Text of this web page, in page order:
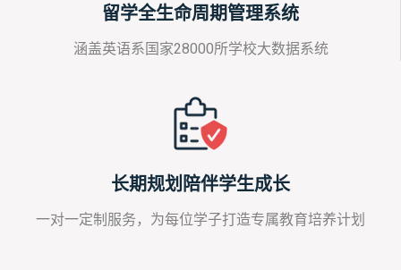
留学全生命周期管理系统
涵盖英语系国家28000所学校大数据系统
长期规划陪伴学生成长
一对一定制服务，为每位学子打造专属教育培养计划